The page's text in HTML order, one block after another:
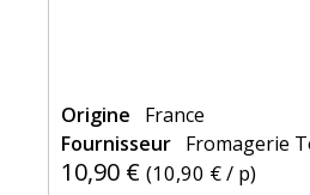
Origine
France
Fournisseur Fromagerie
10,90 € (10,90 €/ p)